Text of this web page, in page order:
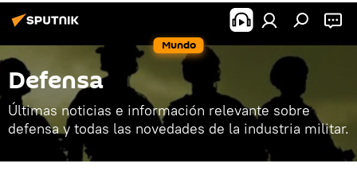
Mundo
Defensa
Últimas noticias e información relevante sobre
defensa y todas las novedades de la industria militar.